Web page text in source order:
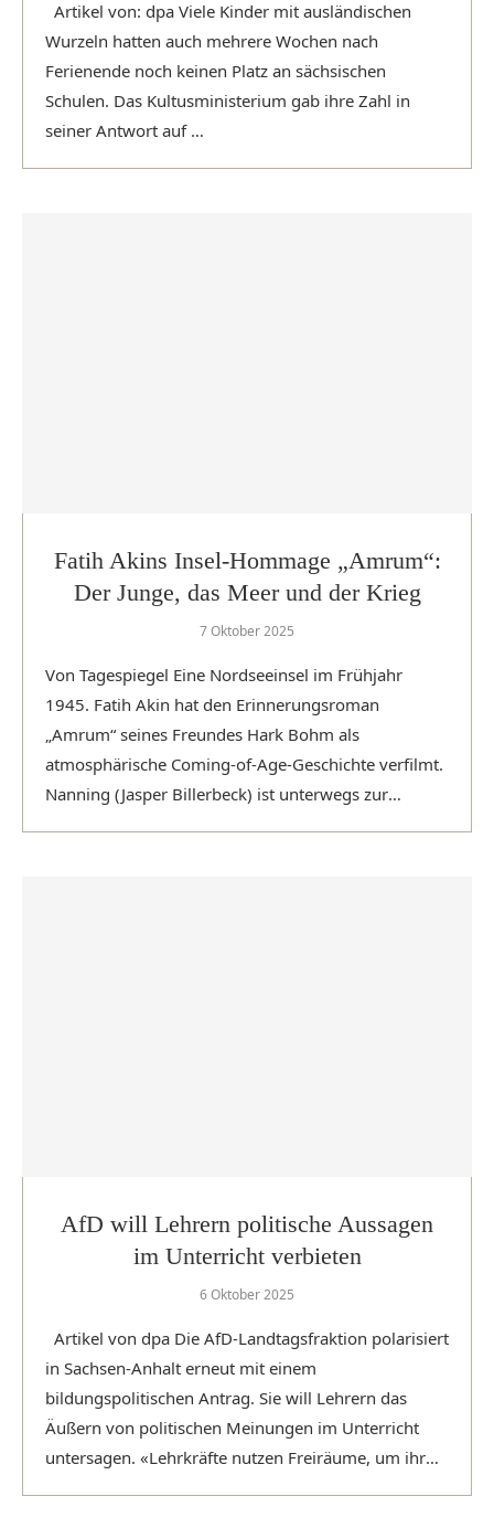
Artikel von: dpa Viele Kinder mit ausländischen
Wurzeln hatten auch mehrere Wochen nach
Ferienende noch keinen Platz an sächsischen
Schulen. Das Kultusministerium gab ihre Zahl in
seiner Antwort auf …
Fatih Akins Insel-Hommage „Amrum“:
Der Junge, das Meer und der Krieg
7 Oktober 2025
Von Tagespiegel Eine Nordseeinsel im Frühjahr
1945. Fatih Akin hat den Erinnerungsroman
„Amrum“ seines Freundes Hark Bohm als
atmosphärische Coming-of-Age-Geschichte verfilmt.
Nanning (Jasper Billerbeck) ist unterwegs zur
AfD will Lehrern politische Aussagen
im Unterricht verbieten
6 Oktober 2025
Artikel von dpa Die AfD-Landtagsfraktion polarisiert
in Sachsen-Anhalt erneut mit einem
bildungspolitischen Antrag. Sie will Lehrern das
Äußern von politischen Meinungen im Unterricht
untersagen. «Lehrkräfte nutzen Freiräume, um ihre